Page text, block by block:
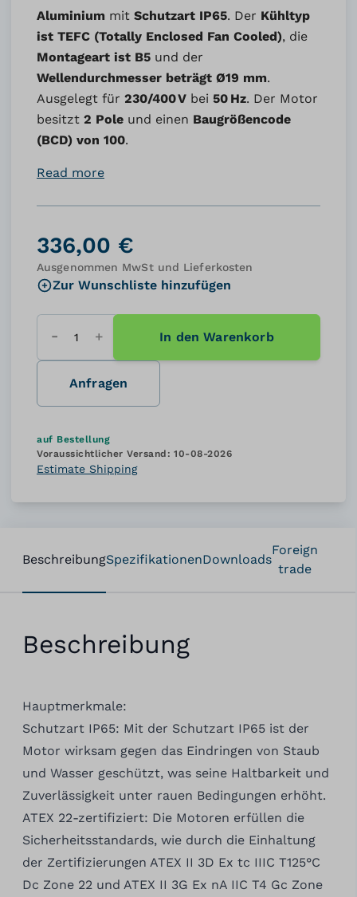
Aluminium mit Schutzart IP65. Der Kühltyp
ist TEFC (Totally Enclosed Fan Cooled), die
Montageart ist B5 und der
Wellendurchmesser beträgt Ø19 mm.
Ausgelegt für 230/400 V bei 50 Hz. Der Motor
besitzt 2 Pole und einen Baugrößencode
(BCD) von 100.
Read more
336,00 €
Ausgenommen MwSt und Lieferkosten
Zur Wunschliste hinzufügen
Menge In den Warenkorb
Anfragen
auf Bestellung
Voraussichtlicher Versand: 10-08-2026
Estimate Shipping
BeschreibungSpezifikationenDownloads
Foreign
trade
Beschreibung
Hauptmerkmale:
Schutzart IP65: Mit der Schutzart IP65 ist der
Motor wirksam gegen das Eindringen von Staub
und Wasser geschützt, was seine Haltbarkeit und
Zuverlässigkeit unter rauen Bedingungen erhöht.
ATEX 22-zertifiziert: Die Motoren erfüllen die
Sicherheitsstandards, wie durch die Einhaltung
der Zertifizierungen ATEX II 3D Ex tc IIIC T125°C
Dc Zone 22 und ATEX II 3G Ex nA IIC T4 Gc Zone